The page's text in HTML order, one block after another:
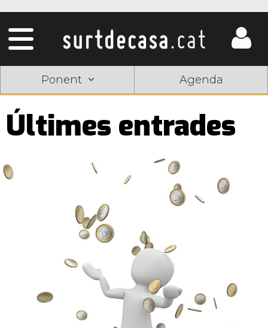
Ponent Agenda
Últimes entrades
Pàgines